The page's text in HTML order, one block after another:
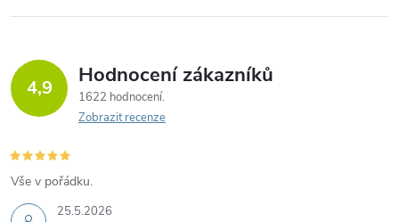
4,9 Hodnocení zákazníků
1622 hodnocení
Zobrazit recenze
25.5.2026
Vše v pořádku.